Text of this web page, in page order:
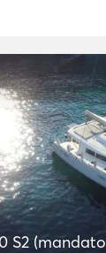
S2